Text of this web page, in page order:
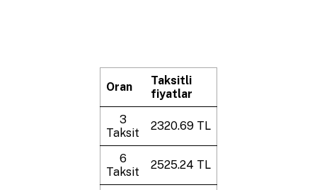
Oran
Taksitli
fiyatlar
3
Taksit
2320.69 TL
6
Taksit
2525.24 TL